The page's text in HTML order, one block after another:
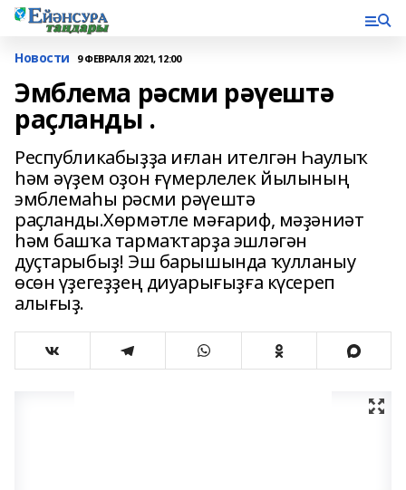
Новости 9 ФЕВРАЛЯ 2021, 12:00
Эмблема рәсми рәүештә
раҫланды .
Республикабыҙҙа иғлан ителгән Һаулыҡ
һәм әүҙем оҙон ғүмерлелек йылының
эмблемаһы рәсми рәүештә
раҫланды.Хөрмәтле мәғариф, мәҙәниәт
һәм башҡа тармаҡтарҙа эшләгән
дуҫтарыбыҙ! Эш барышында ҡулланыу
өсөн үҙегеҙҙең диуарығыҙға күсереп
алығыҙ.